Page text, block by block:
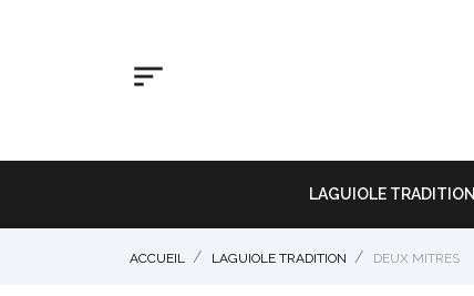

LAGUIOLE TRADITION
ACCUEIL LAGUIOLE TRADITION DEUX MITRES